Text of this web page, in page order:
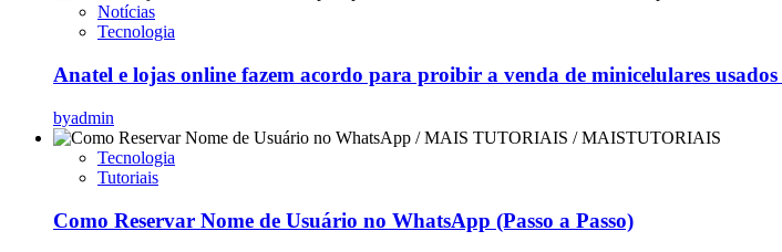
Notícias
Tecnologia
Anatel e lojas online fazem acordo para proibir a venda de minicelulares usados
byadmin
Tecnologia
Tutoriais
Como Reservar Nome de Usuário no WhatsApp (Passo a Passo)